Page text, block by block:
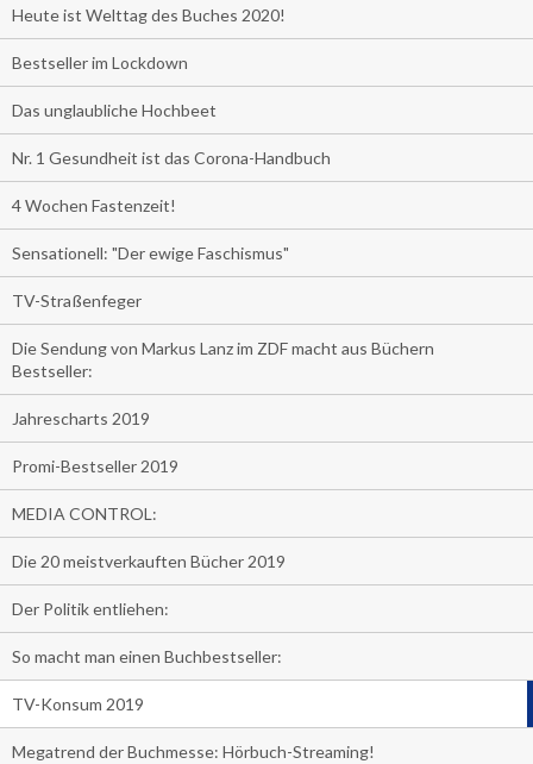
Heute ist Welttag des Buches 2020!
Bestseller im Lockdown
Das unglaubliche Hochbeet
Nr. 1 Gesundheit ist das Corona-Handbuch
4 Wochen Fastenzeit!
Sensationell: "Der ewige Faschismus"
TV-Straßenfeger
Die Sendung von Markus Lanz im ZDF macht aus Büchern
Bestseller:
Jahrescharts 2019
Promi-Bestseller 2019
MEDIA CONTROL:
Die 20 meistverkauften Bücher 2019
Der Politik entliehen:
So macht man einen Buchbestseller:
TV-Konsum 2019
Megatrend der Buchmesse: Hörbuch-Streaming!